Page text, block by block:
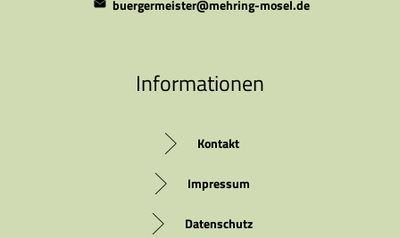
buergermeister@mehring-mosel.de
Informationen
Kontakt
Impressum
Datenschutz